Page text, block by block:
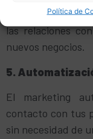
Política de
networking
las relaciones
nuevos negocios.
5.
El marketing
contacto con tus
sin necesidad de